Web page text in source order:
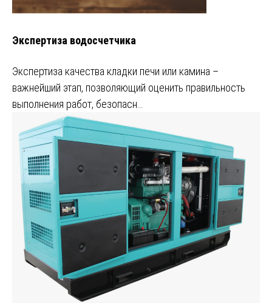
Экспертиза водосчетчика
Экспертиза качества кладки печи или камина –
важнейший этап, позволяющий оценить правильность
выполнения работ, безопасн…